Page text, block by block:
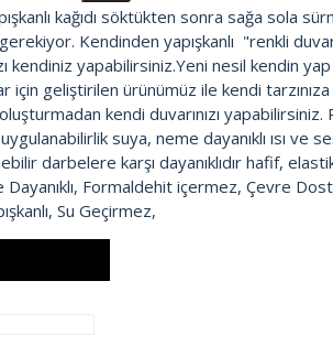
kağıdı söktükten sonra sağa sola
Kendinden yapışkanlı "renkli
kendiniz yapabilirsiniz.Yeni nesil kendin
için geliştirilen ürünümüz ile kendi
kendi duvarınızı
suya, neme dayanıklı ısı ve
darbelere karşı dayanıklıdır hafif,
Formaldehit içermez, Çevre
Su Geçirmez,